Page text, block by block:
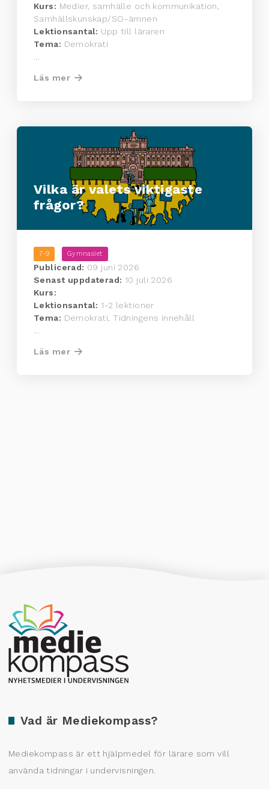
Kurs: Medier, samhälle och kommunikation,
Samhällskunskap/SO-ämnen
Lektionsantal: Upp till läraren
Tema: Demokrati
Läs mer
Vilka är valets viktigaste
frågor?
7-9 Gymnasiet
Publicerad: 09 juni 2026
Senast uppdaterad: 10 juli 2026
Kurs:
Lektionsantal: 1-2 lektioner
Tema: Demokrati, Tidningens innehåll
...
Läs mer
Vad är Mediekompass?
Mediekompass är ett hjälpmedel för lärare som vill
använda tidningar i undervisningen.
Producerad av Gota Media Brand Studio